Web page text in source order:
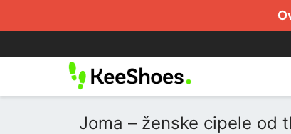
Joma – ženske cipele od